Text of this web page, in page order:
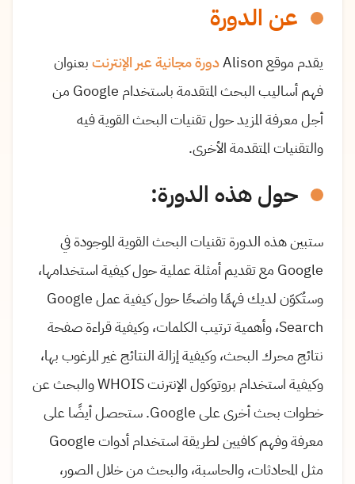
عن الدورة
يقدم موقع Alison دورة مجانية عبر الإنترنتبعنوان
فهم أساليب البحث المتقدمة باستخدام Google من
أجل معرفة المزيد حول تقنيات البحث القوية فيه
والتقنيات المتقدمة الأخرى.
حول هذه الدورة:
ستبين هذه الدورة تقنيات البحث القوية الموجودة في
Google مع تقديم أمثلة عملية حول كيفية استخدامها،
وستُكوّن لديك فهمًا واضحًا حول كيفية عمل Google
Search، وأهمية ترتيب الكلمات، وكيفية قراءة صفحة
نتائج محرك البحث، وكيفية إزالة النتائج غير المرغوب بها،
وكيفية استخدام بروتوكول الإنترنت WHOIS والبحث عن
خطوات بحث أخرى على Google. ستحصل أيضًا على
معرفة وفهم كافيين لطريقة استخدام أدوات Google
مثل المحادثات، والحاسبة، والبحث من خلال الصور،